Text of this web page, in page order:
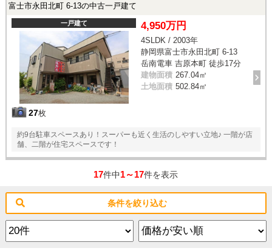
富士市永田北町 6-13の中古一戸建て
一戸建て
27枚
4,950万円
4SLDK / 2003年
静岡県富士市永田北町 6-13
岳南電車 吉原本町 徒歩17分
建物面積 267.04㎡
土地面積 502.84㎡
約9台駐車スペースあり！スーパーも近く生活のしやすい立地♪ 一階が店
舗、二階が住宅スペースです！
17件中1～17件を表示
条件を絞り込む